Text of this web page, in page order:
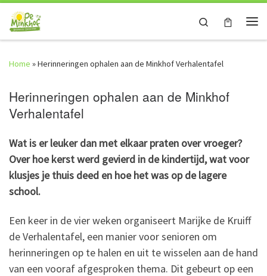
Skip to content
Search
Home »Herinneringen ophalen aan de Minkhof Verhalentafel
Herinneringen ophalen aan de Minkhof
Verhalentafel
Wat is er leuker dan met elkaar praten over vroeger?
Over hoe kerst werd gevierd in de kindertijd, wat voor
klusjes je thuis deed en hoe het was op de lagere
school.
Een keer in de vier weken organiseert Marijke de Kruiff
de Verhalentafel, een manier voor senioren om
herinneringen op te halen en uit te wisselen aan de hand
van een vooraf afgesproken thema. Dit gebeurt op een